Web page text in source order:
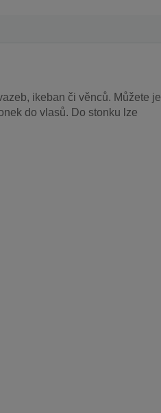
ikeban či věnců. Můžete je
do vlasů. Do stonku lze